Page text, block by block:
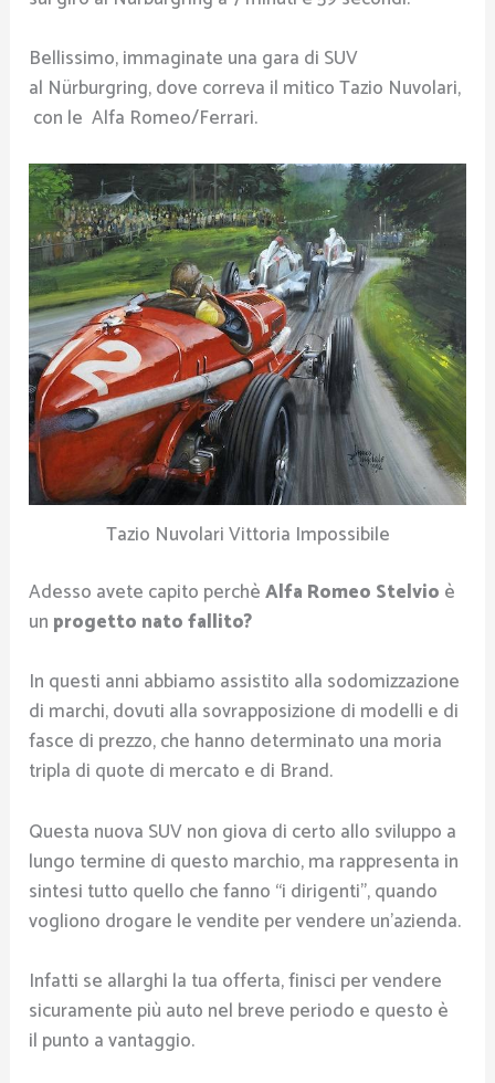
Bellissimo, immaginate una gara di SUV
al Nürburgring, dove correva il mitico Tazio Nuvolari,
con le Alfa Romeo/Ferrari.
Tazio Nuvolari Vittoria Impossibile
Adesso avete capito perchèAlfa Romeo Stelvio è
un progetto nato fallito?
In questi anni abbiamo assistito alla sodomizzazione
di marchi, dovuti alla sovrapposizione di modelli e di
fasce di prezzo, che hanno determinato una moria
tripla di quote di mercato e di Brand.
Questa nuova SUV non giova di certo allo sviluppo a
lungo termine di questo marchio, ma rappresenta in
sintesi tutto quello che fanno “i dirigenti”, quando
vogliono drogare le vendite per vendere un’azienda.
Infatti se allarghi la tua offerta, finisci per vendere
sicuramente più auto nel breve periodo e questo è
il punto a vantaggio.